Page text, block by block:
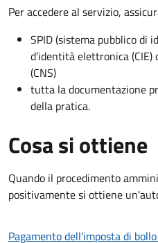
Per accedere al servizio,
SPID (sistema pubblico di
d’identità elettronica
(CNS)
tutta la documentazione
della pratica.
Cosa si ottiene
Quando il procedimento
positivamente si ottiene
Pagamento dell'imposta di